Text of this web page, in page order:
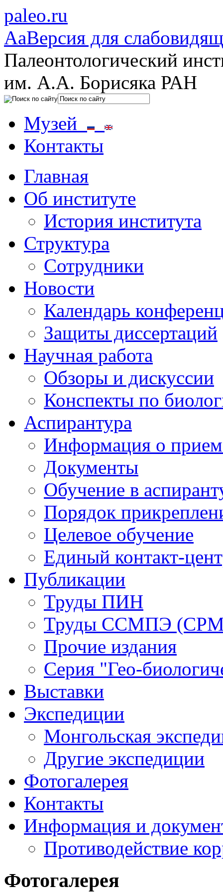
paleo.ru
AaВерсия для
Палеонтологический
им. А.А. Борисяка РАН
Музей
Контакты
Главная
Об институте
История института
Структура
Сотрудники
Новости
Календарь
Защиты диссертаций
Научная работа
Обзоры и дискуссии
Конспекты по
Аспирантура
Информация о
Документы
Обучение в
Порядок
Целевое обучение
Единый контакт-
Публикации
Труды ПИН
Труды ССМПЭ
Прочие издания
Серия "Гео-
Выставки
Экспедиции
Монгольская
Другие экспедиции
Фотогалерея
Контакты
Информация и
Противодействие
Фотогалерея